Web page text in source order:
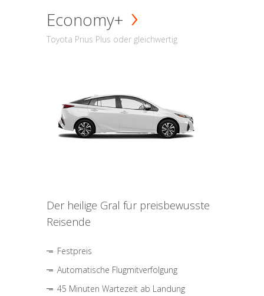
Economy+
Toyota Prius Plus oder gleichwertig
Der heilige Gral für preisbewusste
Reisende
Festpreis
Automatische Flugmitverfolgung
45 Minuten Wartezeit ab Landung